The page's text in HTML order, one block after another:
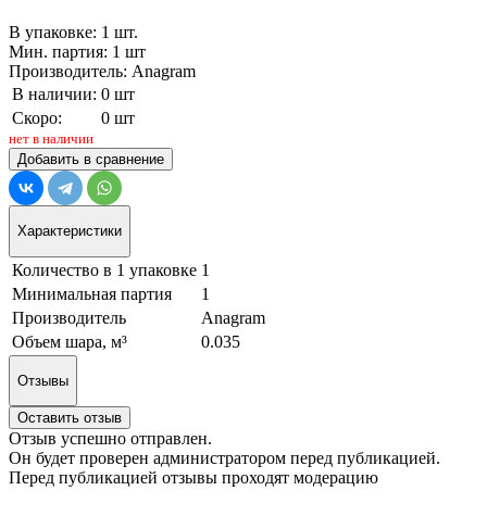
В упаковке: 1 шт.
Мин. партия: 1 шт
Производитель: Anagram
В наличии: 0 шт
Скоро:
0 шт
нет в наличии
Добавить в сравнение
Характеристики
Количество в 1 упаковке 1
Минимальная партия
1
Производитель
Anagram
Объем шара, м³
0.035
Отзывы
Оставить отзыв
Отзыв успешно отправлен.
Он будет проверен администратором перед публикацией.
Перед публикацией отзывы проходят модерацию